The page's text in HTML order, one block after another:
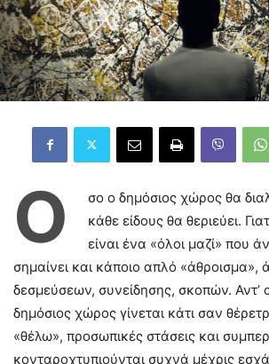
Ό
σο ο δημόσιος χώρος θα
κάθε είδους θα θεριεύει.
είναι ένα «όλοι μαζί» που
σημαίνει και κάποιο απλό «άθροισμα»,
δεσμεύσεων, συνείδησης, σκοπών. Αντ’
δημόσιος χώρος γίνεται κάτι σαν
«θέλω», προσωπικές στάσεις και
κονταροχτυπιούνται συχνά μέχρις